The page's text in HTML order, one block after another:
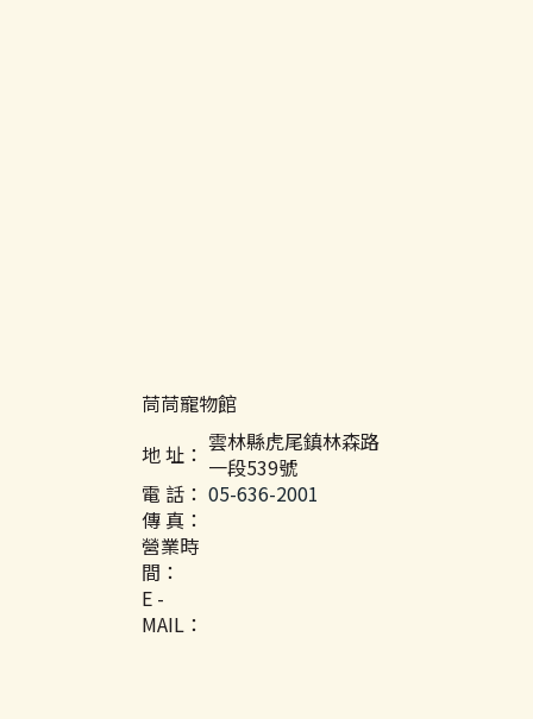
茼茼寵物館
地 址： 雲林縣虎尾鎮林森路
一段539號
電 話： 05-636-2001
傳 真：
營業時
間：
E -
MAIL：